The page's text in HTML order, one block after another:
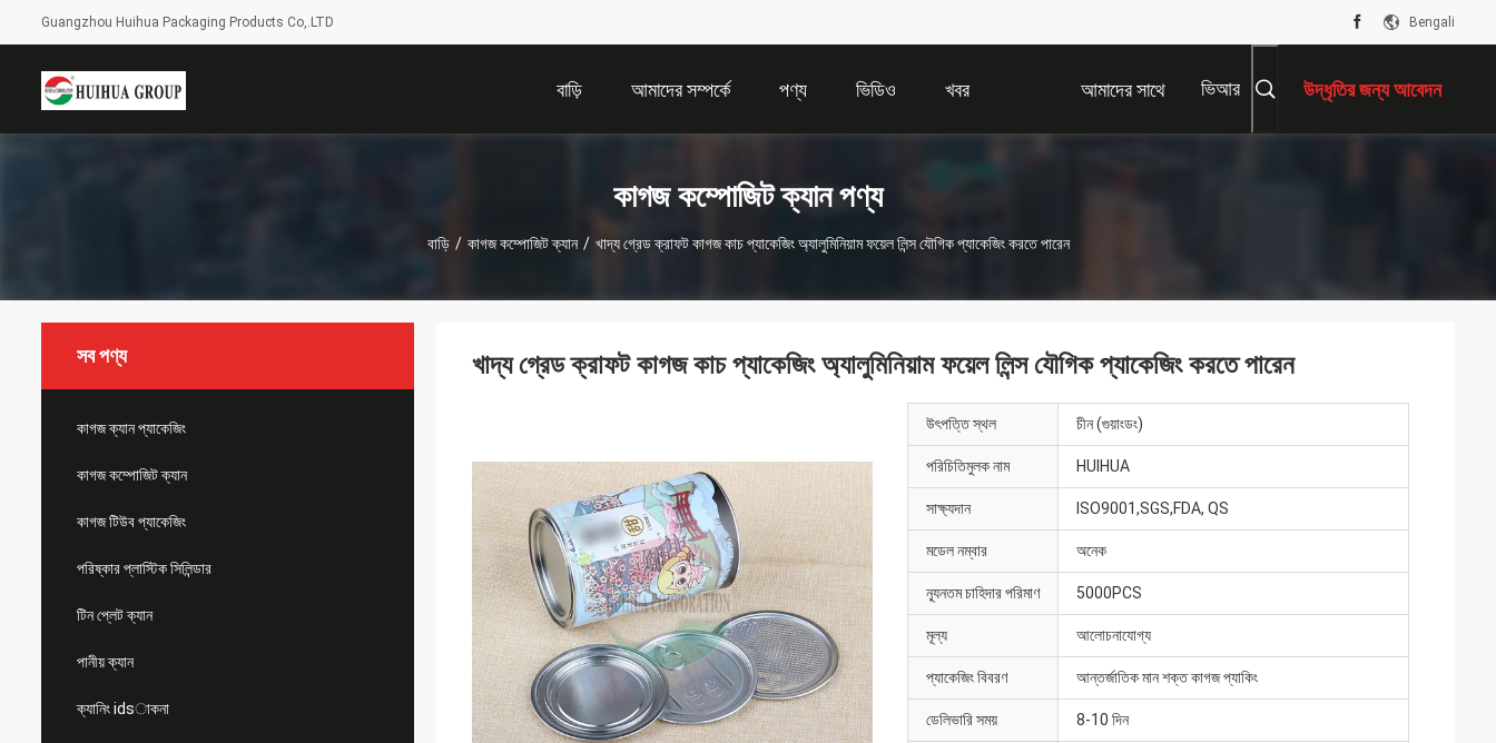
Guangzhou Huihua Packaging Products Co,.LTD Bengali
বাড়ি আমাদের সম্পর্কে পণ্য ভিডিও খবর আমাদের সাথে ভিআর উদ্ধৃতির জন্য আবেদন
কাগজ কম্পোজিট ক্যান পণ্য
বাড়ি / কাগজ কম্পোজিট ক্যান / খাদ্য গ্রেড ক্রাফট কাগজ কাচ প্যাকেজিং অ্যালুমিনিয়াম ফয়েল লিন্স যৌগিক প্যাকেজিং করতে পারেন
সব পণ্য
কাগজ ক্যান প্যাকেজিং
কাগজ কম্পোজিট ক্যান
কাগজ টিউব প্যাকেজিং
পরিষ্কার প্লাস্টিক সিলিন্ডার
টিন প্লেট ক্যান
পানীয় ক্যান
ক্যানিং idsাকনা
খাদ্য গ্রেড ক্রাফট কাগজ কাচ প্যাকেজিং অ্যালুমিনিয়াম ফয়েল লিন্স যৌগিক প্যাকেজিং করতে পারেন
উৎপত্তি স্থল চীন (গুয়াংডং)
পরিচিতিমুলক নাম HUIHUA
সাক্ষ্যদান ISO9001,SGS,FDA, QS
মডেল নম্বার অনেক
ন্যূনতম চাহিদার পরিমাণ 5000PCS
মূল্য আলোচনাযোগ্য
প্যাকেজিং বিবরণ আন্তর্জাতিক মান শক্ত কাগজ প্যাকিং
ডেলিভারি সময় 8-10 দিন